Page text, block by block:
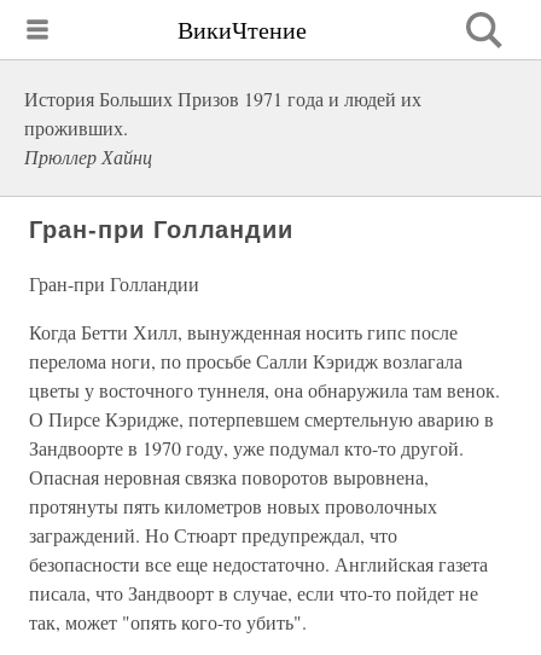
ВикиЧтение
История Больших Призов 1971 года и людей их
проживших.
Прюллер Хайнц
Гран-при Голландии
Гран-при Голландии
Когда Бетти Хилл, вынужденная носить гипс после
перелома ноги, по просьбе Салли Кэридж возлагала
цветы у восточного туннеля, она обнаружила там венок.
О Пирсе Кэридже, потерпевшем смертельную аварию в
Зандвоорте в 1970 году, уже подумал кто-то другой.
Опасная неровная связка поворотов выровнена,
протянуты пять километров новых проволочных
заграждений. Но Стюарт предупреждал, что
безопасности все еще недостаточно. Английская газета
писала, что Зандвоорт в случае, если что-то пойдет не
так, может "опять кого-то убить".